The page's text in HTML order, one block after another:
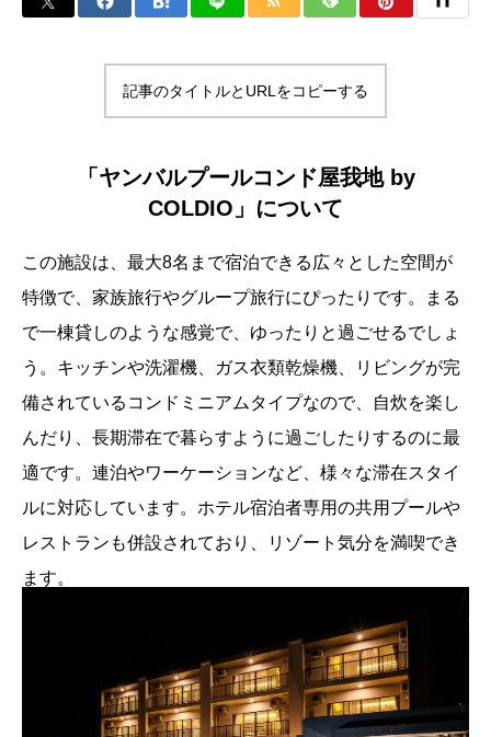
記事のタイトルとURLをコピーする
「ヤンバルプールコンド屋我地 by
COLDIO」について
この施設は、最大8名まで宿泊できる広々とした空間が
特徴で、家族旅行やグループ旅行にぴったりです。まる
で一棟貸しのような感覚で、ゆったりと過ごせるでしょ
う。キッチンや洗濯機、ガス衣類乾燥機、リビングが完
備されているコンドミニアムタイプなので、自炊を楽し
んだり、長期滞在で暮らすように過ごしたりするのに最
適です。連泊やワーケーションなど、様々な滞在スタイ
ルに対応しています。ホテル宿泊者専用の共用プールや
レストランも併設されており、リゾート気分を満喫でき
ます。